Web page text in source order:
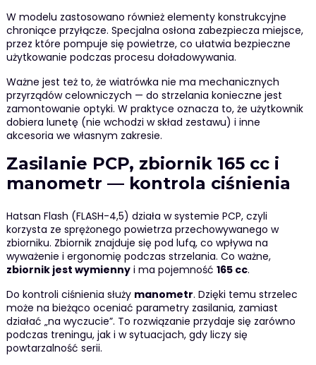
W modelu zastosowano również elementy konstrukcyjne
chroniące przyłącze. Specjalna osłona zabezpiecza miejsce,
przez które pompuje się powietrze, co ułatwia bezpieczne
użytkowanie podczas procesu doładowywania.
Ważne jest też to, że wiatrówka nie ma mechanicznych
przyrządów celowniczych — do strzelania konieczne jest
zamontowanie optyki. W praktyce oznacza to, że użytkownik
dobiera lunetę (nie wchodzi w skład zestawu) i inne
akcesoria we własnym zakresie.
Zasilanie PCP, zbiornik 165 cc i
manometr — kontrola ciśnienia
Hatsan Flash (FLASH-4,5) działa w systemie PCP, czyli
korzysta ze sprężonego powietrza przechowywanego w
zbiorniku. Zbiornik znajduje się pod lufą, co wpływa na
wyważenie i ergonomię podczas strzelania. Co ważne,
zbiornik jest wymiennyi ma pojemność 165 cc.
Do kontroli ciśnienia służy manometr. Dzięki temu strzelec
może na bieżąco oceniać parametry zasilania, zamiast
działać „na wyczucie”. To rozwiązanie przydaje się zarówno
podczas treningu, jak i w sytuacjach, gdy liczy się
powtarzalność serii.